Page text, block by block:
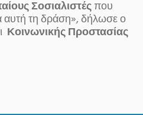
Σοσιαλιστέςπου
αυτή τη δράση», δήλωσε ο
Κοινωνικής Προστασίας